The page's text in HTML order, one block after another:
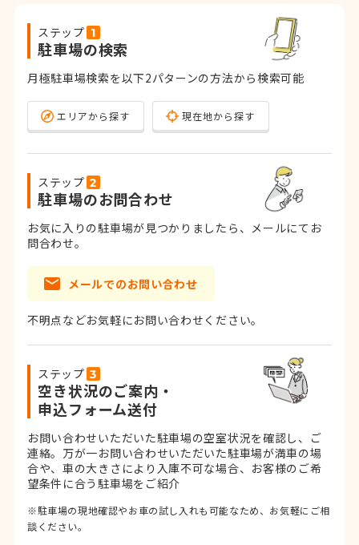
ステップ
駐車場の検索
月極駐車場検索を以下2パターンの方法から検索可能
エリアから探す 現在地から探す
ステップ
駐車場のお問合わせ
お気に入りの駐車場が見つかりましたら、メールにてお
問合わせ。
メールでのお問い合わせ
不明点などお気軽にお問い合わせください。
ステップ
空き状況のご案内・
申込フォーム送付
お問い合わせいただいた駐車場の空室状況を確認し、ご
連絡。 万が一お問い合わせいただいた駐車場が満車の場
合や、車の大きさにより入庫不可な場合、お客様のご希
望条件に合う駐車場をご紹介
※駐車場の現地確認やお車の試し入れも可能なため、お気軽にご相
談ください。